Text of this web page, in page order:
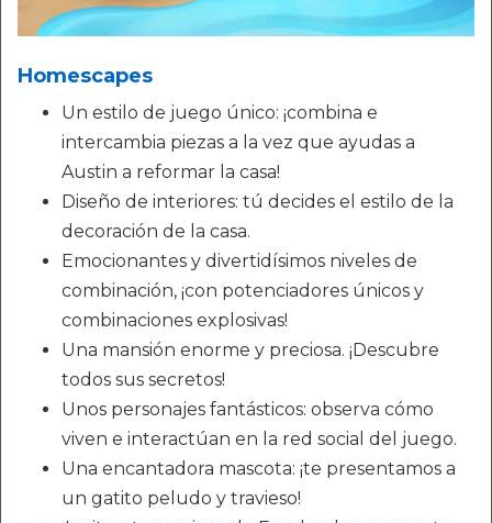
Homescapes
Un estilo de juego único: ¡combina e
intercambia piezas a la vez que ayudas a
Austin a reformar la casa!
Diseño de interiores: tú decides el estilo de la
decoración de la casa.
Emocionantes y divertidísimos niveles de
combinación, ¡con potenciadores únicos y
combinaciones explosivas!
Una mansión enorme y preciosa. ¡Descubre
todos sus secretos!
Unos personajes fantásticos: observa cómo
viven e interactúan en la red social del juego.
Una encantadora mascota: ¡te presentamos a
un gatito peludo y travieso!